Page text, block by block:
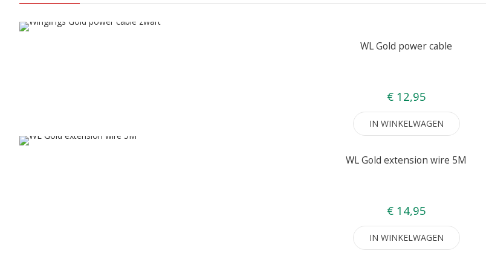
WL Gold power cable
€ 12,95
IN WINKELWAGEN
WL Gold extension wire 5M
€ 14,95
IN WINKELWAGEN